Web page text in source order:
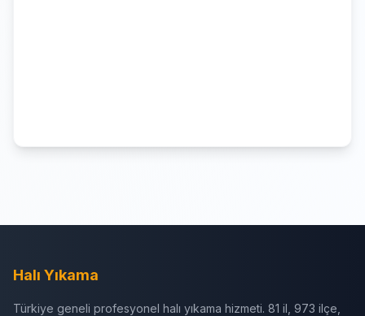
Halı Yıkama
Türkiye geneli profesyonel halı yıkama hizmeti. 81 il, 973 ilçe,